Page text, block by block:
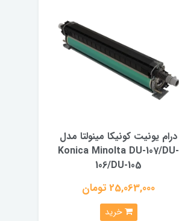
درام یونیت کونیکا مینولتا مدل
Konica Minolta DU-107/DU-
106/DU-105
25,063,000 تومان
خرید